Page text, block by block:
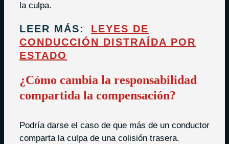
la culpa.
LEER MÁS:
LEYES DE
CONDUCCIÓN DISTRAÍDA POR
ESTADO
¿Cómo cambia la responsabilidad
compartida la compensación?
Podría darse el caso de que más de un conductor
comparta la culpa de una colisión trasera.